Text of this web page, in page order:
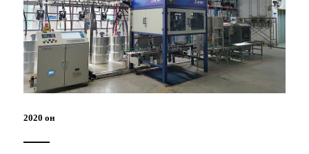
2020 он